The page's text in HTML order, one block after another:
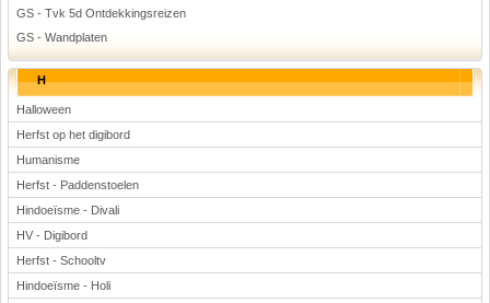
GS - Tvk 5d Ontdekkingsreizen
GS - Wandplaten
H
Halloween
Herfst op het digibord
Humanisme
Herfst - Paddenstoelen
Hindoeïsme - Divali
HV - Digibord
Herfst - Schooltv
Hindoeïsme - Holi